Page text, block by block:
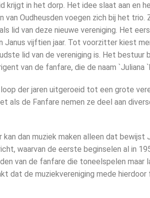
krijgt in het dorp. Het idee slaat aan en
van Oudheusden voegen zich bij het
lid van deze nieuwe vereniging. Het
Janus vijftien jaar. Tot voorzitter kiest
lid van de vereniging is. Het bestuur
van de fanfare, die de naam `Juliana
der jaren uitgeroeid tot een grote
als de Fanfare nemen ze deel aan
kan dan muziek maken alleen dat bewijst
waarvan de eerste beginselen al in
van de fanfare die toneelspelen
dat de muziekvereniging mede hierdoor